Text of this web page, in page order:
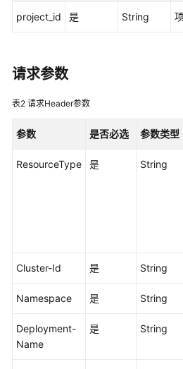
入
用
指
佳
project_id 是 String
请求参数
表2 请求Header参数
参数 是否必选 参数类型
ResourceType 是 String
Cluster-Id 是 String
Namespace 是 String
Deployment-
Name
是 String